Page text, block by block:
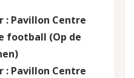
: Pavillon Centre
football (Op de
: Pavillon Centre